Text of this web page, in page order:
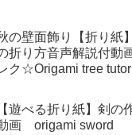
の壁面飾り【折り紙
折り方音声解説付動
レク☆Origami tree
【遊べる折り紙】剣の
画 origami sword